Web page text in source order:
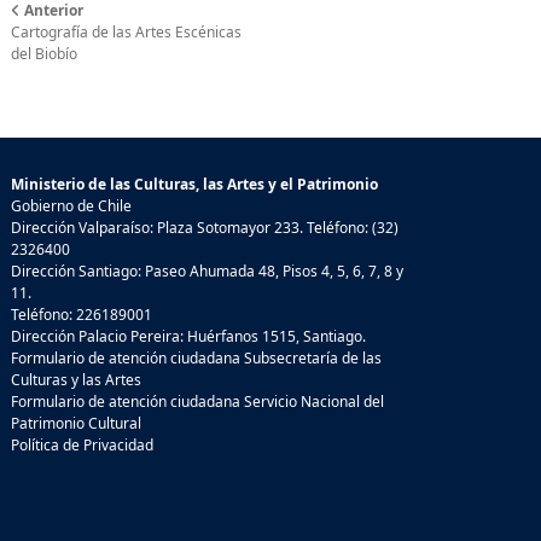
Anterior
Cartografía de las Artes Escénicas
del Biobío
Ministerio de las Culturas, las Artes y el Patrimonio
Gobierno de Chile
Dirección Valparaíso: Plaza Sotomayor 233. Teléfono: (32)
2326400
Dirección Santiago: Paseo Ahumada 48, Pisos 4, 5, 6, 7, 8 y
11.
Teléfono: 226189001
Dirección Palacio Pereira: Huérfanos 1515, Santiago.
Formulario de atención ciudadana Subsecretaría de las
Culturas y las Artes
Formulario de atención ciudadana Servicio Nacional del
Patrimonio Cultural
Política de Privacidad